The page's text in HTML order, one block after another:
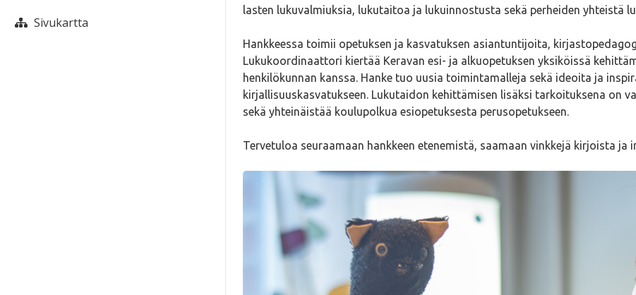
lasten lukuvalmiuksia, lukutaitoa ja lukuinnostusta sekä perheiden yhteistä
Hankkeessa toimii opetuksen ja kasvatuksen asiantuntijoita,
Lukukoordinaattori kiertää Keravan esi- ja alkuopetuksen yksiköissä
henkilökunnan kanssa. Hanke tuo uusia toimintamalleja sekä ideoita ja
kirjallisuuskasvatukseen. Lukutaidon kehittämisen lisäksi tarkoituksena on
sekä yhteinäistää koulupolkua esiopetuksesta perusopetukseen.
Tervetuloa seuraamaan hankkeen etenemistä, saamaan vinkkejä kirjoista ja
Sivukartta